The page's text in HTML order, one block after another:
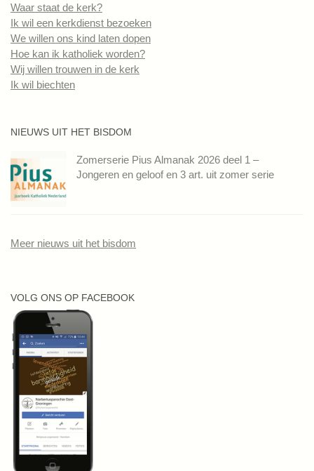
Waar staat de kerk?
Ik wil een kerkdienst bezoeken
We willen ons kind laten dopen
Hoe kan ik katholiek worden?
Wij willen trouwen in de kerk
Ik wil biechten
NIEUWS UIT HET BISDOM
Zomerserie Pius Almanak 2026 deel 1 –
Jongeren en geloof en 3 art. uit zomer serie
Meer nieuws uit het bisdom
VOLG ONS OP FACEBOOK